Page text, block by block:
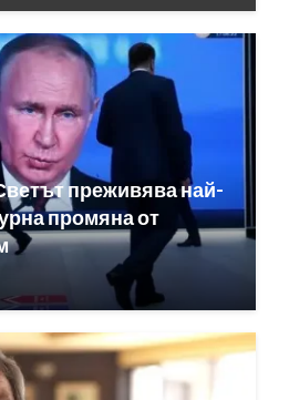
преживява най-
промяна от